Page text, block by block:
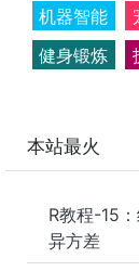
机器智能
健身锻炼
本站最火
R教程-15
异方差